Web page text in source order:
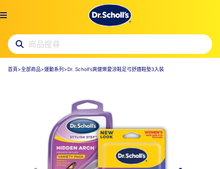
首頁>全部商品>運動系列 >Dr. Scholl's爽健樂愛涼鞋足弓舒適鞋墊3入裝